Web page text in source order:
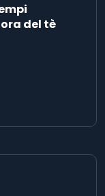
del tè